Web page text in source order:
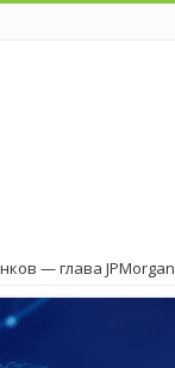
— глава JPMorgan